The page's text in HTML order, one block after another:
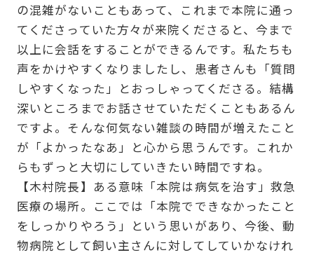
の混雑がないこともあって、これまで本院に通っ
てくださっていた方々が来院くださると、今まで
以上に会話をすることができるんです。私たちも
声をかけやすくなりましたし、患者さんも「質問
しやすくなった」とおっしゃってくださる。結構
深いところまでお話させていただくこともあるん
ですよ。そんな何気ない雑談の時間が増えたこと
が「よかったなあ」と心から思うんです。これか
らもずっと大切にしていきたい時間ですね。
【木村院長】ある意味「本院は病気を治す」救急
医療の場所。ここでは「本院でできなかったこと
をしっかりやろう」という思いがあり、今後、動
物病院として飼い主さんに対してしていかなけれ